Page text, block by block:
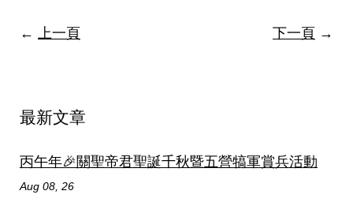
← 上一頁 下一頁 →
最新文章
丙午年🎉關聖帝君聖誕千秋暨五營犒軍賞兵活動
Aug 08, 26